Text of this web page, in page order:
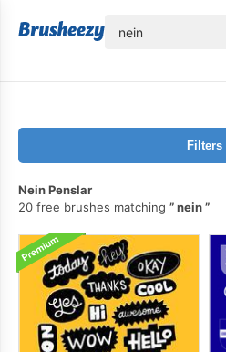
Filters
Nein Penslar
20 free brushes matching
nein